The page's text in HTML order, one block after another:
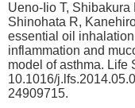
Ueno-Iio T, Shibakura
Shinohata R,
essential oil
inflammation and
model of asthma. Life
10.1016/
24909715.